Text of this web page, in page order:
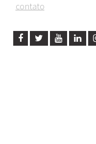
contato